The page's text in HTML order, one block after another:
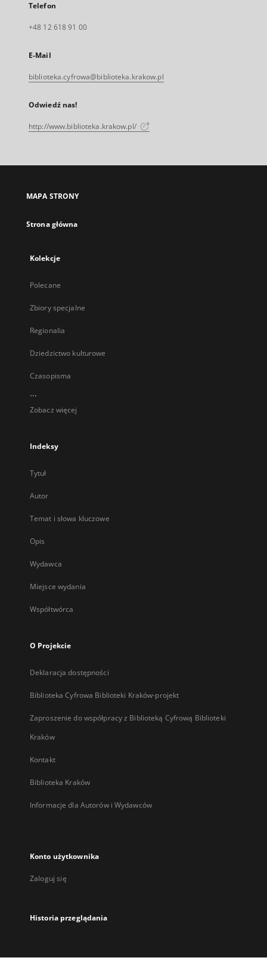
Telefon
+48 12 618 91 00
E-Mail
biblioteka.cyfrowa@biblioteka.krakow.pl
Odwiedź nas!
http://www.biblioteka.krakow.pl/
MAPA STRONY
Strona główna
Kolekcje
Polecane
Zbiory specjalne
Regionalia
Dziedzictwo kulturowe
Czasopisma
...
Zobacz więcej
Indeksy
Tytuł
Autor
Temat i słowa kluczowe
Opis
Wydawca
Miejsce wydania
Współtwórca
O Projekcie
Deklaracja dostępności
Biblioteka Cyfrowa Biblioteki Kraków-projekt
Zaproszenie do współpracy z Biblioteką Cyfrową Biblioteki
Kraków
Kontakt
Biblioteka Kraków
Informacje dla Autorów i Wydawców
Konto użytkownika
Zaloguj się
Historia przeglądania